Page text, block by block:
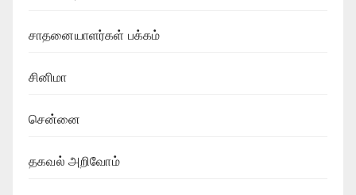
சாதனையாளர்கள் பக்கம்
சினிமா
சென்னை
தகவல் அறிவோம்